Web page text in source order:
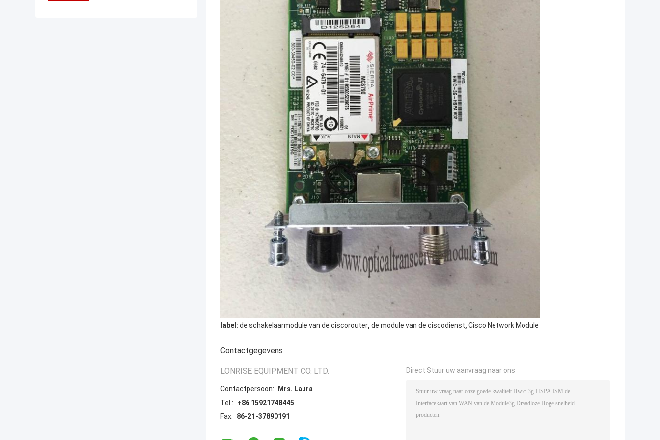
label: de schakelaarmodule van de ciscorouter, de module van de ciscodienst, Cisco Network Module
Contactgegevens
LONRISE EQUIPMENT CO. LTD.
Contactpersoon:
Mrs. Laura
Tel.:
+86 15921748445
Fax:
86-21-37890191
Direct Stuur uw aanvraag naar ons